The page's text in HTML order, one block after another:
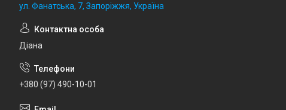
ул. Фанатська, 7, Запоріжжя, Україна
Діана
+380 (97) 490-10-01